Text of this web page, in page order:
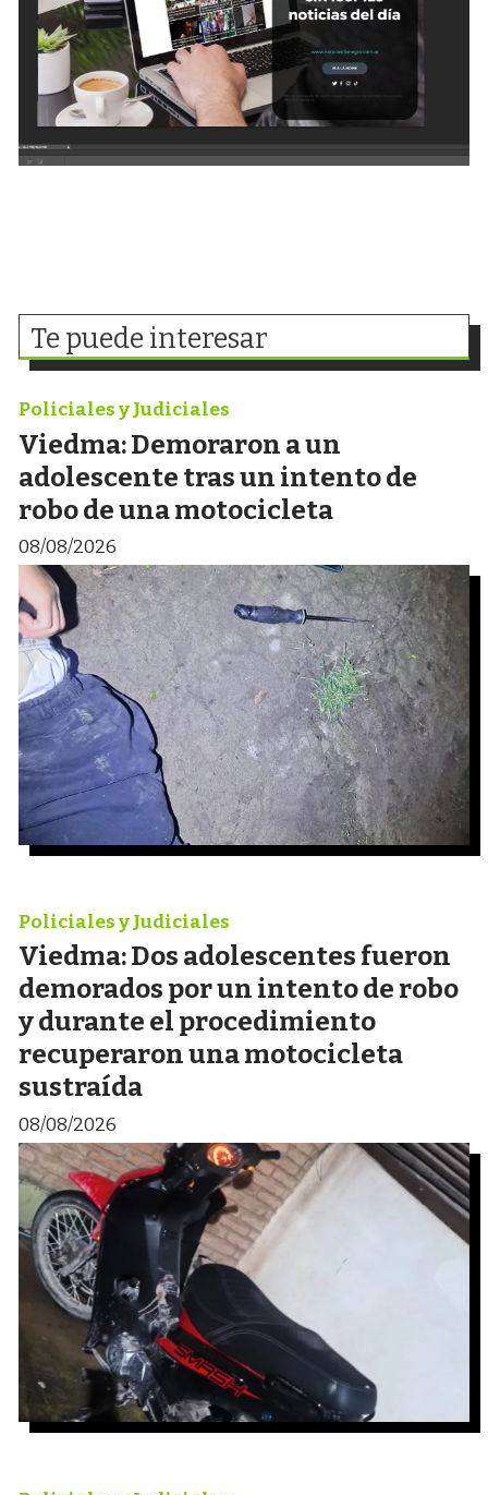
Te puede interesar
Viedma: Demoraron a un
adolescente tras un intento de
robo de una motocicleta
Policiales y Judiciales
08/08/2026
Viedma: Dos adolescentes fueron
demorados por un intento de robo
y durante el procedimiento
recuperaron una motocicleta
sustraída
Policiales y Judiciales
08/08/2026